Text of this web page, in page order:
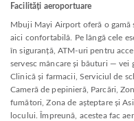
Facilități aeroportuare
Mbuji Mayi Airport oferă o gamă
aici confortabilă. Pe lângă cele
în siguranță, ATM-uri pentru
servesc mâncare și băuturi — vei
Clinică și farmacii, Serviciul de
Cameră de pepinieră, Parcări,
fumători, Zona de așteptare și
locului. Împreună, acestea fac